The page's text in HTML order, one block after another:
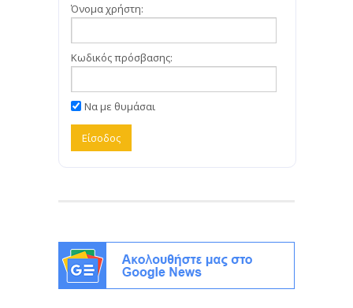
Όνομα χρήστη:
Κωδικός πρόσβασης:
Να με θυμάσαι